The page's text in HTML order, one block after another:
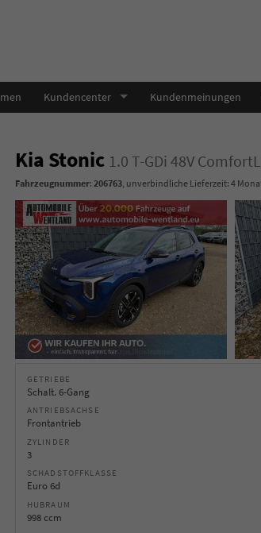
Kundencenter Kundenmeinungen
Kia Stonic 1.0 T-GDi 48V
Fahrzeugnummer: 206763, unverbindliche Lieferzeit: 4
GETRIEBE
Schalt. 6-Gang
ANTRIEBSACHSE
Frontantrieb
ZYLINDER
3
SCHADSTOFFKLASSE
Euro 6d
HUBRAUM
998 ccm